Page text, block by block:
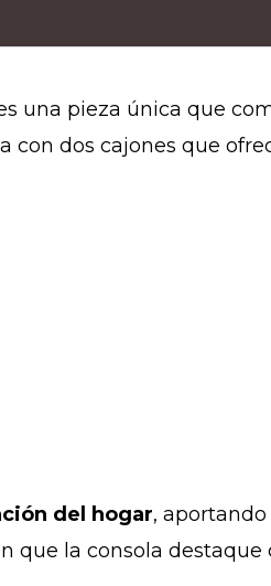
una pieza única que
con dos cajones que
del hogar,
que la consola